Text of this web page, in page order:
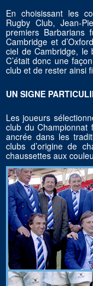
En choisissant les
Rugby Club, Jean-
premiers Barbarians
Cambridge et
ciel de Cambridge, le
C’était donc une
club et de rester ainsi
UN SIGNE
Les joueurs
club du Championnat
ancrée dans les
clubs d’origine de
chaussettes aux